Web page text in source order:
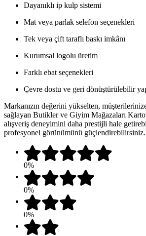
Dayanıklı ip kulp sistemi
Mat veya parlak selefon seçenekleri
Tek veya çift taraflı baskı imkânı
Kurumsal logolu üretim
Farklı ebat seçenekleri
Çevre dostu ve geri dönüştürülebilir
Markanızın değerini yükselten,
sağlayan Butikler ve Giyim Mağazaları
alışveriş deneyimini daha prestijli hale
profesyonel görünümünü güçlendirebilirsiniz.
0%
0%
0%